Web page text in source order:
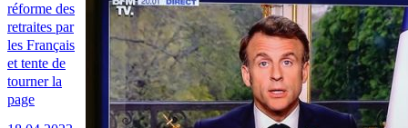
réforme des
retraites par
les Français
et tente de
tourner la
page